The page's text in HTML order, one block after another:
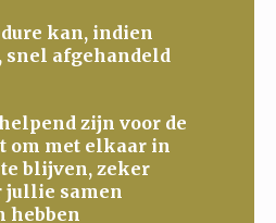
kan, indien
snel afgehandeld
zijn voor de
om met elkaar in
blijven, zeker
jullie samen
hebben